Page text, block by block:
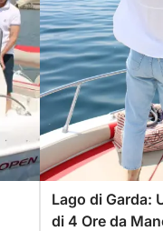
Lago di Garda:
di 4 Ore da